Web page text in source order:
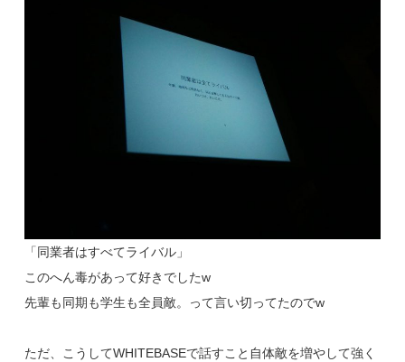
「同業者はすべてライバル」
このへん毒があって好きでしたw
先輩も同期も学生も全員敵。って言い切ってたのでw
ただ、こうしてWHITEBASEで話すこと自体敵を増やして強く